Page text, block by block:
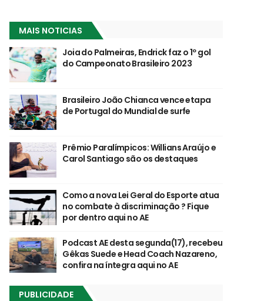
MAIS NOTICIAS
Joia do Palmeiras, Endrick faz o 1º gol
do Campeonato Brasileiro 2023
Brasileiro João Chianca vence etapa
de Portugal do Mundial de surfe
Prêmio Paralímpicos: Willians Araújo e
Carol Santiago são os destaques
Como a nova Lei Geral do Esporte atua
no combate à discriminação ? Fique
por dentro aqui no AE
Podcast AE desta segunda(17), recebeu
Gêkas Suede e Head Coach Nazareno,
confira na íntegra aqui no AE
PUBLICIDADE